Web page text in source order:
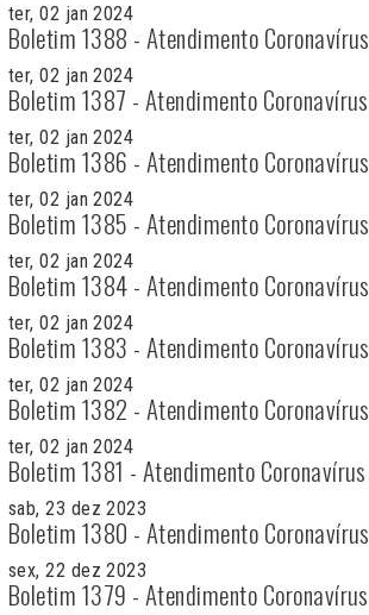
ter, 02 jan 2024
Boletim 1388 - Atendimento Coronavírus
ter, 02 jan 2024
Boletim 1387 - Atendimento Coronavírus
ter, 02 jan 2024
Boletim 1386 - Atendimento Coronavírus
ter, 02 jan 2024
Boletim 1385 - Atendimento Coronavírus
ter, 02 jan 2024
Boletim 1384 - Atendimento Coronavírus
ter, 02 jan 2024
Boletim 1383 - Atendimento Coronavírus
ter, 02 jan 2024
Boletim 1382 - Atendimento Coronavírus
ter, 02 jan 2024
Boletim 1381 - Atendimento Coronavírus
sab, 23 dez 2023
Boletim 1380 - Atendimento Coronavírus
sex, 22 dez 2023
Boletim 1379 - Atendimento Coronavírus